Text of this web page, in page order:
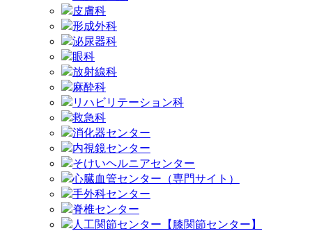
皮膚科
形成外科
泌尿器科
眼科
放射線科
麻酔科
リハビリテーション科
救急科
消化器センター
内視鏡センター
そけいヘルニアセンター
心臓血管センター（専門サイト）
手外科センター
脊椎センター
人工関節センター【膝関節センター】